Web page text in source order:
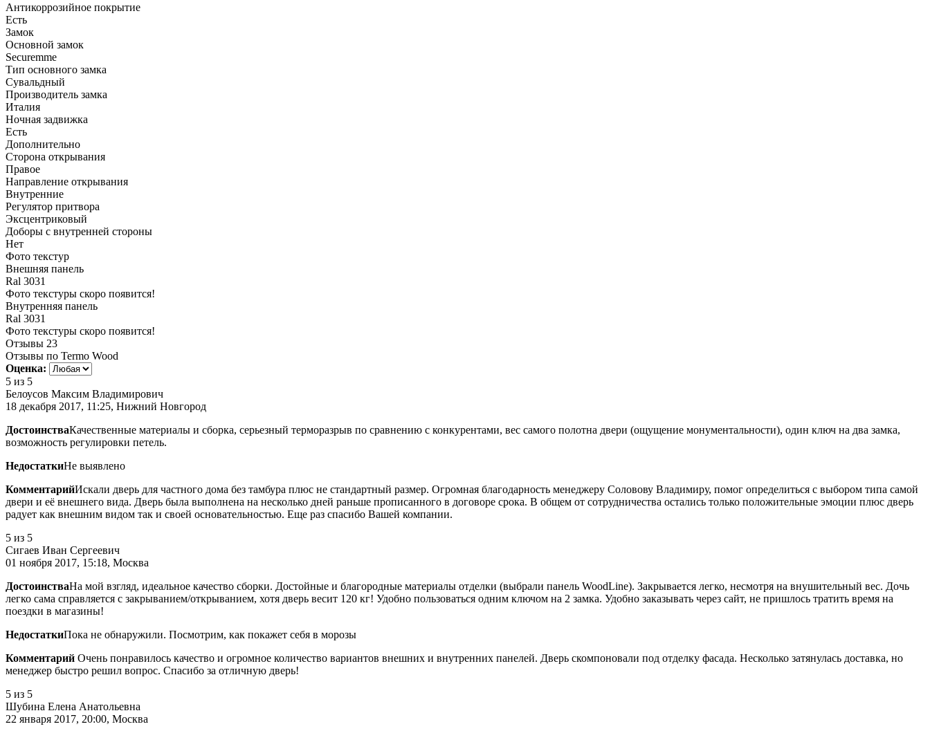
Антикоррозийное покрытие
Есть
Замок
Основной замок
Securemme
Тип основного замка
Сувальдный
Производитель замка
Италия
Ночная задвижка
Есть
Дополнительно
Сторона открывания
Правое
Направление открывания
Внутренние
Регулятор притвора
Эксцентриковый
Доборы с внутренней стороны
Нет
Фото текстур
Внешняя панель
Ral 3031
Фото текстуры скоро появится!
Внутренняя панель
Ral 3031
Фото текстуры скоро появится!
Отзывы 23
Отзывы по Termo Wood
Оценка:
5 из 5
Белоусов Максим Владимирович
18 декабря 2017, 11:25, Нижний Новгород
ДостоинстваКачественные материалы и сборка, серьезный терморазрыв по сравнению с конкурентами, вес самого полотна двери (ощущение монументальности), один ключ на два замка,
возможность регулировки петель.
НедостаткиНе выявлено
КомментарийИскали дверь для частного дома без тамбура плюс не стандартный размер. Огромная благодарность менеджеру Соловову Владимиру, помог определиться с выбором типа самой
двери и её внешнего вида. Дверь была выполнена на несколько дней раньше прописанного в договоре срока. В общем от сотрудничества остались только положительные эмоции плюс дверь
радует как внешним видом так и своей основательностью. Еще раз спасибо Вашей компании.
5 из 5
Сигаев Иван Сергеевич
01 ноября 2017, 15:18, Москва
ДостоинстваНа мой взгляд, идеальное качество сборки. Достойные и благородные материалы отделки (выбрали панель WoodLine). Закрывается легко, несмотря на внушительный вес. Дочь
легко сама справляется с закрыванием/открыванием, хотя дверь весит 120 кг! Удобно пользоваться одним ключом на 2 замка. Удобно заказывать через сайт, не пришлось тратить время на
поездки в магазины!
НедостаткиПока не обнаружили. Посмотрим, как покажет себя в морозы
Комментарий Очень понравилось качество и огромное количество вариантов внешних и внутренних панелей. Дверь скомпоновали под отделку фасада. Несколько затянулась доставка, но
менеджер быстро решил вопрос. Спасибо за отличную дверь!
5 из 5
Шубина Елена Анатольевна
22 января 2017, 20:00, Москва